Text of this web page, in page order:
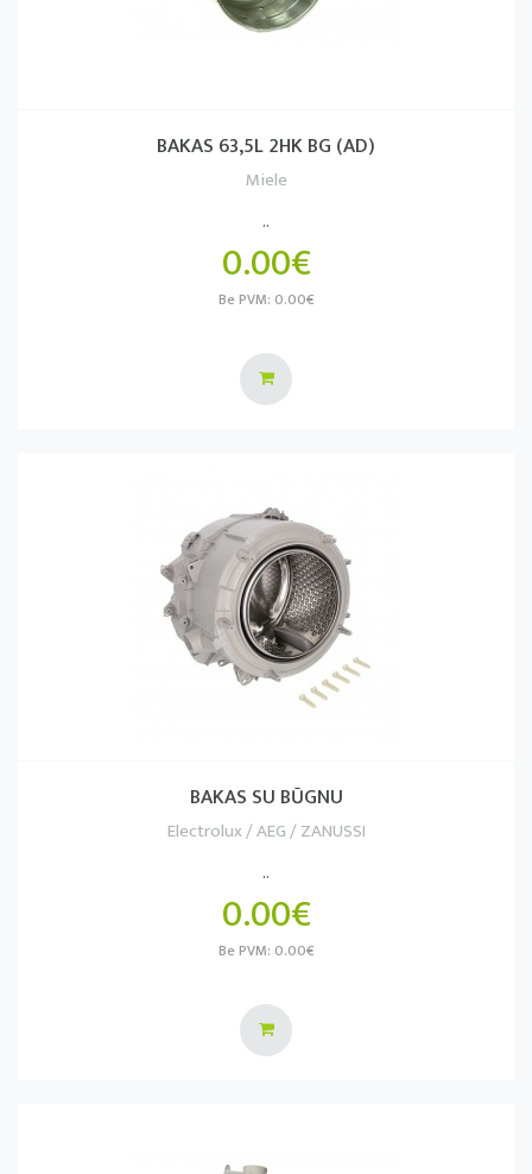
BAKAS 63,5L 2HK BG (AD)
Miele
..
0.00€
Be PVM: 0.00€
BAKAS SU BŪGNU
Electrolux / AEG / ZANUSSI
..
0.00€
Be PVM: 0.00€